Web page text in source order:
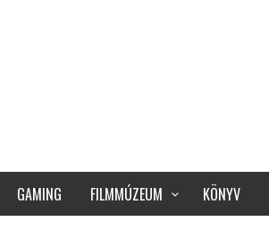
GAMING FILMMÚZEUM KÖNYV